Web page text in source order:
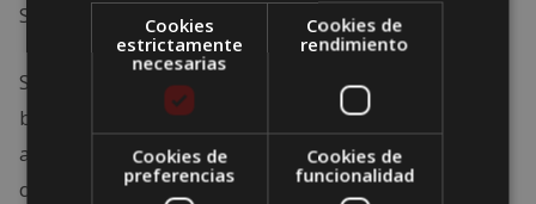
Saldrás como nuevo.
Si no tienes bañera también puedes darte una
buena ducha con agua caliente, pero sin prisas. Te
ayudará a desconectar y a descansar de tu largo
día.
Cookies
estrictamente
necesarias
Cookies de
rendimiento
Cookies de
preferencias
Cookies de
funcionalidad